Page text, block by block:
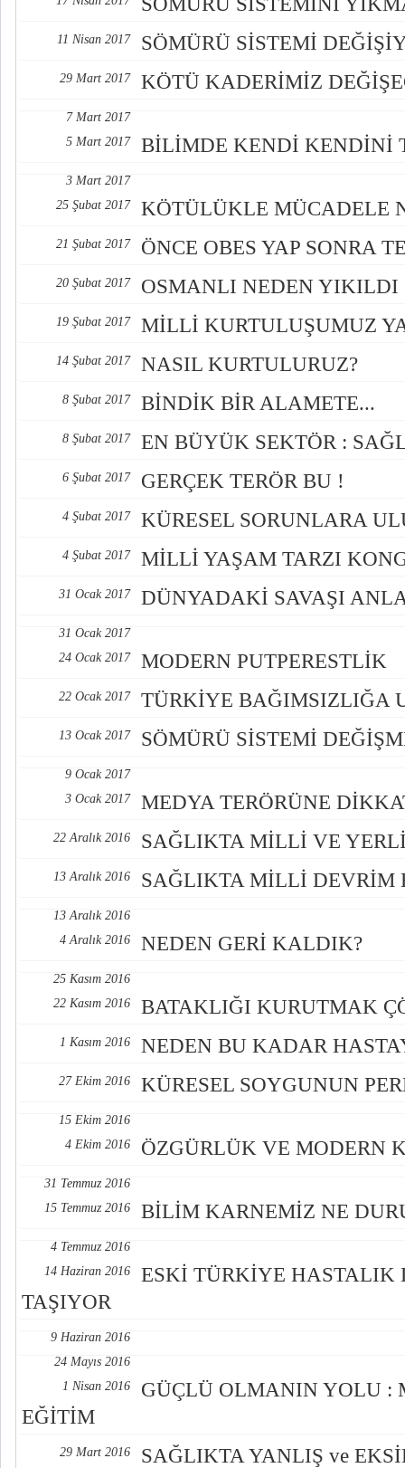
11 Nisan 2017 SÖMÜRÜ SİSTEMİ
29 Mart 2017 KÖTÜ KADERİMİZ
7 Mart 2017
5 Mart 2017
BİLİMDE KENDİ KENDİNİ
3 Mart 2017
25 Şubat 2017
KÖTÜLÜKLE MÜCADELE
21 Şubat 2017 ÖNCE OBES YAP SONRA
20 Şubat 2017 OSMANLI NEDEN YIKILDI
19 Şubat 2017 MİLLİ KURTULUŞUMUZ
14 Şubat 2017 NASIL KURTULURUZ?
8 Şubat 2017 BİNDİK BİR ALAMETE...
8 Şubat 2017 EN BÜYÜK SEKTÖR :
6 Şubat 2017 GERÇEK TERÖR BU !
4 Şubat 2017 KÜRESEL SORUNLARA
4 Şubat 2017 MİLLİ YAŞAM TARZI
31 Ocak 2017 DÜNYADAKİ SAVAŞI
31 Ocak 2017
24 Ocak 2017
MODERN PUTPERESTLİK
22 Ocak 2017 TÜRKİYE BAĞIMSIZLIĞA
13 Ocak 2017 SÖMÜRÜ SİSTEMİ
9 Ocak 2017
3 Ocak 2017
MEDYA TERÖRÜNE
22 Aralık 2016 SAĞLIKTA MİLLİ VE
13 Aralık 2016 SAĞLIKTA MİLLİ DEVRİM
13 Aralık 2016
4 Aralık 2016
NEDEN GERİ KALDIK?
25 Kasım 2016
22 Kasım 2016
BATAKLIĞI KURUTMAK
1 Kasım 2016 NEDEN BU KADAR
27 Ekim 2016 KÜRESEL SOYGUNUN
15 Ekim 2016
4 Ekim 2016
ÖZGÜRLÜK VE MODERN
31 Temmuz 2016
15 Temmuz 2016
BİLİM KARNEMİZ NE
4 Temmuz 2016
14 Haziran 2016
ESKİ TÜRKİYE HASTALIK
TAŞIYOR
9 Haziran 2016
24 Mayıs 2016
1 Nisan 2016
GÜÇLÜ OLMANIN YOLU :
EĞİTİM
29 Mart 2016 SAĞLIKTA YANLIŞ ve